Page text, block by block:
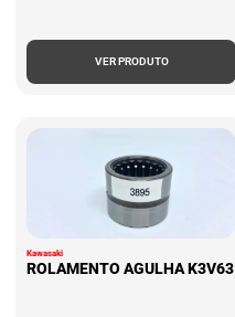
VER PRODUTO
Kawasaki
ROLAMENTO AGULHA K3V63